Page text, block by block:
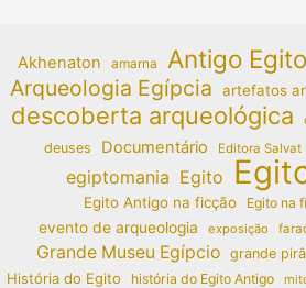
Akhenaton amarna Antigo Egito
Arqueologia Egípcia artefatos
descoberta arqueológica
deuses Documentário Editora Salvat
egiptomania Egito
Egito Antigo na ficção Egito na
evento de arqueologia exposição
Grande Museu Egípcio grande
História do Egito
história do Egito Antigo